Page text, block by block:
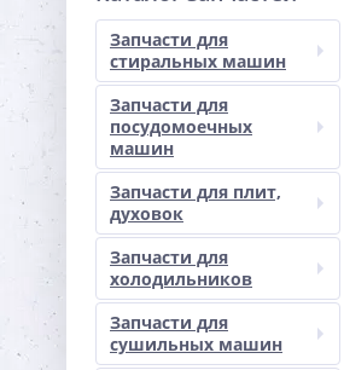
Запчасти для
стиральных машин
Запчасти для
посудомоечных
машин
Запчасти для плит,
духовок
Запчасти для
холодильников
Запчасти для
сушильных машин